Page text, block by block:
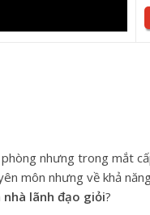
nhưng trong mắt
môn nhưng về khả
nhà lãnh đạo giỏi?